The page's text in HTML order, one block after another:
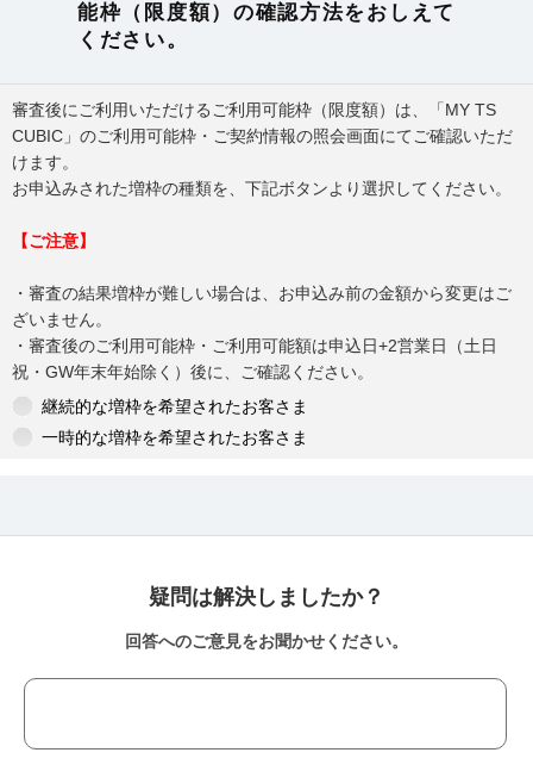
能枠（限度額）の確認方法をおしえて
ください。
審査後にご利用いただけるご利用可能枠（限度額）は、「MY TS
CUBIC」のご利用可能枠・ご契約情報の照会画面にてご確認いただ
けます。
お申込みされた増枠の種類を、下記ボタンより選択してください。
【ご注意】
・審査の結果増枠が難しい場合は、お申込み前の金額から変更はご
ざいません。
・審査後のご利用可能枠・ご利用可能額は申込日+2営業日（土日
祝・GW年末年始除く）後に、ご確認ください。
継続的な増枠を希望されたお客さま
一時的な増枠を希望されたお客さま
疑問は解決しましたか？
回答へのご意見をお聞かせください。